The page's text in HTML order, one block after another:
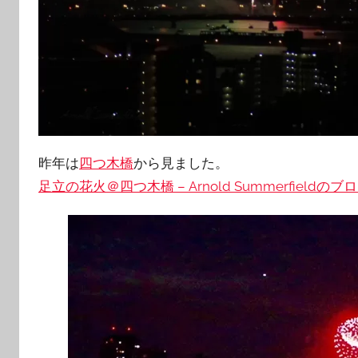
昨年は四つ木橋から見ました。
足立の花火＠四つ木橋 – Arnold Summerfieldのブ